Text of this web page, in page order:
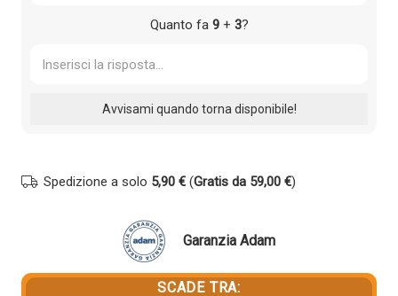
Quanto fa 9+ 3?
Spedizione a solo 5,90 € (Gratis da 59,00 €)
Garanzia Adam
SCADE TRA: